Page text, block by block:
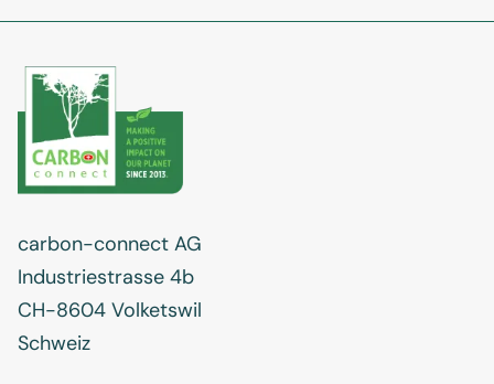
carbon-connect AG
Industriestrasse 4b
CH-8604 Volketswil
Schweiz